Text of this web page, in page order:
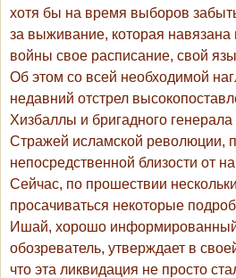
хотя бы на время выборов
за выживание, которая
войны свое расписание, свой
Об этом со всей необходимой
недавний отстрел
Хизбаллы и бригадного генерала
Стражей исламской революции,
непосредственной близости от
Сейчас, по прошествии
просачиваться некоторые
Ишай, хорошо
обозреватель, утверждает в
что эта ликвидация не просто